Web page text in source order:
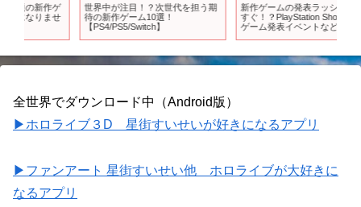
世界中が注目！？次世代を担う期
待の新作ゲーム10選！
【PS4/PS5/Switch】
新作ゲームの発表ラッシュはもう
すぐ！？PlayStation Showcaseや
ゲーム発表イベントなどが噂され
全世界でダウンロード中（Android版）
▶ホロライブ３D 星街すいせいが好きになるアプリ
▶ファンアート 星街すいせい他 ホロライブが大好きに
なるアプリ